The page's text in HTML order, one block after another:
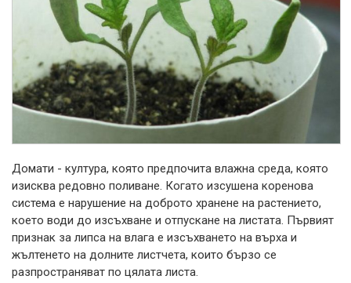
Домати - култура, която предпочита влажна среда, която
изисква редовно поливане. Когато изсушена коренова
система е нарушение на доброто хранене на растението,
което води до изсъхване и отпускане на листата. Първият
признак за липса на влага е изсъхването на върха и
жълтенето на долните листчета, които бързо се
разпространяват по цялата листа.